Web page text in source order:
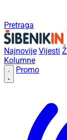
Pretraga
Najnovije Vijesti
Kolumne
Promo